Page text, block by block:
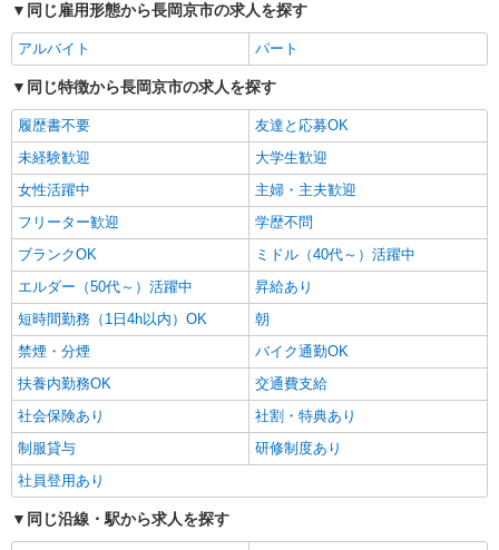
同じ雇用形態から長岡京市の求人を探す
アルバイト パート
同じ特徴から長岡京市の求人を探す
履歴書不要
友達と応募OK
未経験歓迎
大学生歓迎
女性活躍中
主婦・主夫歓迎
フリーター歓迎
学歴不問
ブランクOK
ミドル（40代～）活躍中
エルダー（50代～）活躍中
昇給あり
短時間勤務（1日4h以内）OK
朝
禁煙・分煙
バイク通勤OK
扶養内勤務OK
交通費支給
社会保険あり
社割・特典あり
制服貸与
研修制度あり
社員登用あり
同じ沿線・駅から求人を探す